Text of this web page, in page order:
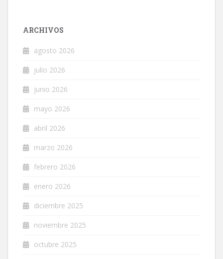
ARCHIVOS
agosto 2026
julio 2026
junio 2026
mayo 2026
abril 2026
marzo 2026
febrero 2026
enero 2026
diciembre 2025
noviembre 2025
octubre 2025